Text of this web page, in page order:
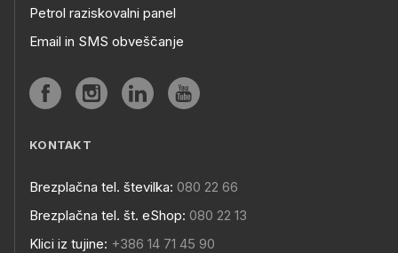
Petrol raziskovalni panel
Email in SMS obveščanje
KONTAKT
Brezplačna tel. številka: 080 22 66
Brezplačna tel. št. eShop: 080 22 13
Klici iz tujine: +386 14 71 45 90